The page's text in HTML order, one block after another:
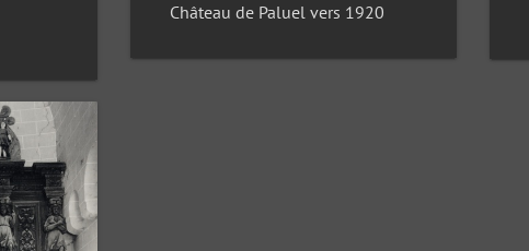
Château de Paluel vers 1920